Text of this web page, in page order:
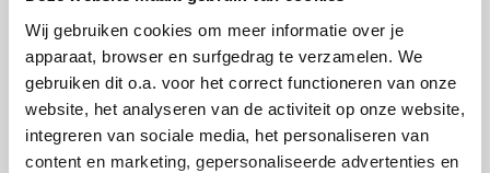
Wij gebruiken cookies om meer informatie over je
apparaat, browser en surfgedrag te verzamelen. We
gebruiken dit o.a. voor het correct functioneren van onze
website, het analyseren van de activiteit op onze website,
integreren van sociale media, het personaliseren van
content en marketing, gepersonaliseerde advertenties en